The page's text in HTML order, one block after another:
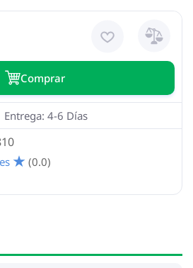
Сomprar
Entrega: 4-6 Días
(0.0)